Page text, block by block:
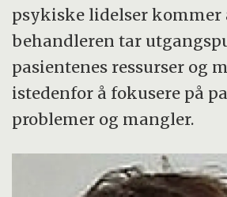
psykiske lidelser kommer
behandleren tar
pasientenes ressurser og
istedenfor å fokusere på
problemer og mangler.